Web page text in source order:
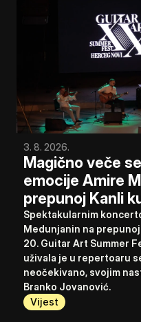
3. 8. 2026.
Magično veče
emocije Amire
prepunoj Kanli
Spektakularnim
Medunjanin na
20. Guitar Art Summer
uživala je u repertoaru
neočekivano, svojim
Branko Jovanović.
Vijest